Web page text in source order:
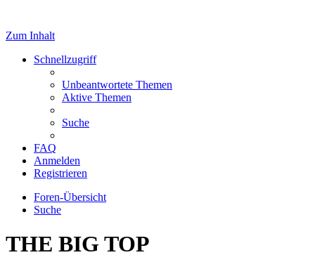
Zum Inhalt
Schnellzugriff
Unbeantwortete Themen
Aktive Themen
Suche
FAQ
Anmelden
Registrieren
Foren-Übersicht
Suche
THE BIG TOP